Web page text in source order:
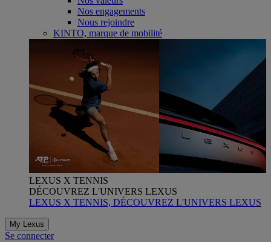
Nos engagements
Nous rejoindre
KINTO, marque de mobilité
LEXUS X TENNIS
DÉCOUVREZ L'UNIVERS LEXUS
LEXUS X TENNIS, DÉCOUVREZ L'UNIVERS LEXUS
My Lexus
Se connecter